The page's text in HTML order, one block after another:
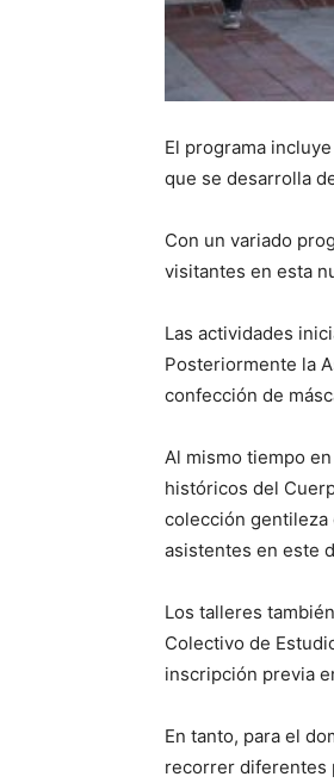
El programa
que se desarrolla
Con un variado
visitantes en esta
Las actividades
Posteriormente la
confección de
Al mismo tiempo
históricos del
colección gentileza
asistentes en este
Los talleres
Colectivo de
inscripción previa
En tanto, para el
recorrer diferentes